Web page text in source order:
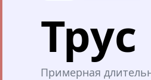
Трус
Примерная